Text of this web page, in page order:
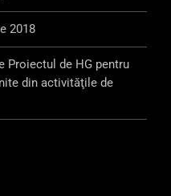
2018
Proiectul de HG pentru
din activităţile de